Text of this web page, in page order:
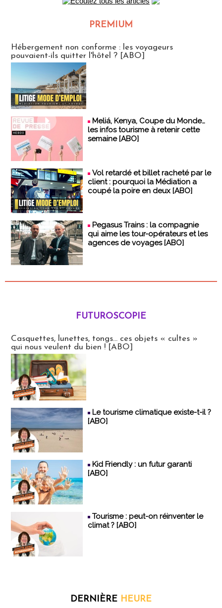
PREMIUM
Hébergement non conforme : les voyageurs
pouvaient-ils quitter l'hôtel ? [ABO]
Meliá, Kenya, Coupe du Monde…
les infos tourisme à retenir cette
semaine [ABO]
Vol retardé et billet racheté par le
client : pourquoi la Médiation a
coupé la poire en deux [ABO]
Pegasus Trains : la compagnie
qui aime les tour-opérateurs et les
agences de voyages [ABO]
FUTUROSCOPIE
Casquettes, lunettes, tongs... ces objets « cultes »
qui nous veulent du bien ! [ABO]
Le tourisme climatique existe-t-il ?
[ABO]
Kid Friendly : un futur garanti
[ABO]
Tourisme : peut-on réinventer le
climat ? [ABO]
DERNIÈRE HEURE